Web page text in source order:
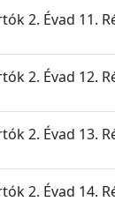
2. Évad 11.
2. Évad 12.
2. Évad 13.
2. Évad 14.